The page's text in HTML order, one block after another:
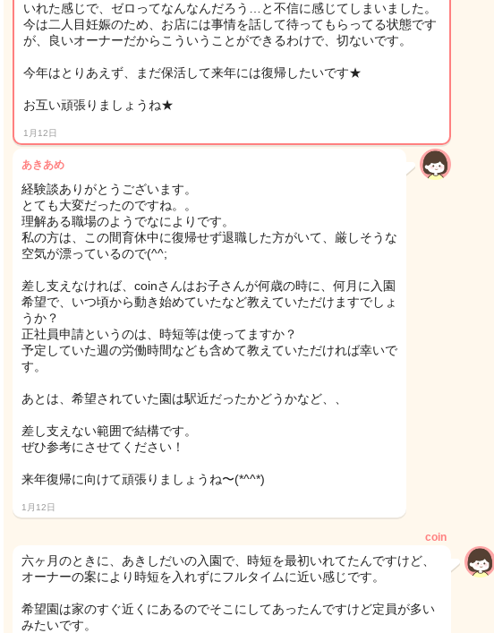
いれた感じで、ゼロってなんなんだろう…と不信に感じてしまいました。
今は二人目妊娠のため、お店には事情を話して待ってもらってる状態です
が、良いオーナーだからこういうことができるわけで、切ないです。
今年はとりあえず、まだ保活して来年には復帰したいです★
お互い頑張りましょうね★
1月12日
あきあめ
経験談ありがとうございます。
とても大変だったのですね。。
理解ある職場のようでなによりです。
私の方は、この間育休中に復帰せず退職した方がいて、厳しそうな
空気が漂っているので(^^;
差し支えなければ、coinさんはお子さんが何歳の時に、何月に入園
希望で、いつ頃から動き始めていたなど教えていただけますでしょ
うか？
正社員申請というのは、時短等は使ってますか？
予定していた週の労働時間なども含めて教えていただければ幸いで
す。
あとは、希望されていた園は駅近だったかどうかなど、、
差し支えない範囲で結構です。
ぜひ参考にさせてください！
来年復帰に向けて頑張りましょうね〜(*^^*)
1月12日
coin
六ヶ月のときに、あきしだいの入園で、時短を最初いれてたんですけど、
オーナーの案により時短を入れずにフルタイムに近い感じです。
希望園は家のすぐ近くにあるのでそこにしてあったんですけど定員が多い
みたいです。